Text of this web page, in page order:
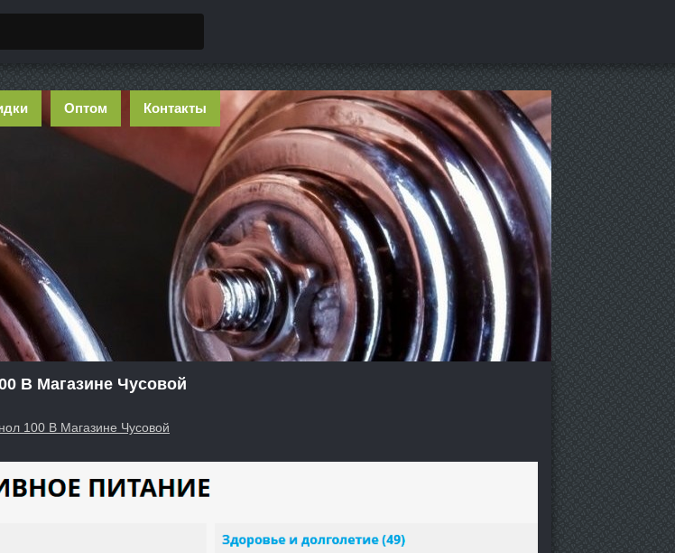
Оптом Контакты
В Магазине Чусовой
100 В Магазине Чусовой